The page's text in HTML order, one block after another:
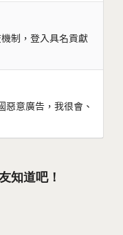
制，登入具名貢獻
意廣告，我很會、
知道吧！